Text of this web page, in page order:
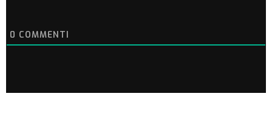
0 COMMENTI